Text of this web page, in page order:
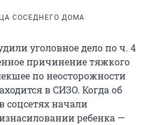
СОСЕДНЕГО ДОМА
уголовное дело по ч. 4
причинение тяжкого
по неосторожности
в СИЗО. Когда об
соцсетях начали
ребенка —